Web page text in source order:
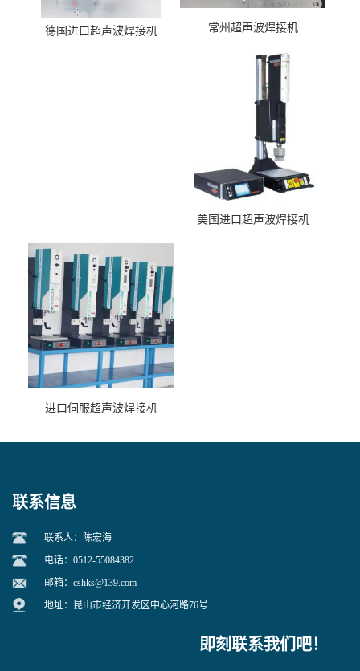
德国进口超声波焊接机 常州超声波焊接机
美国进口超声波焊接机
进口伺服超声波焊接机
联系信息
联系人：陈宏海
电话：0512-55084382
邮箱： cshks@139.com
地址：昆山市经济开发区中心河路76号
即刻联系我们吧！